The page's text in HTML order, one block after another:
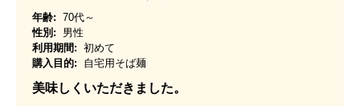
年齢: 70代～
性別:
男性
利用期間: 初めて
購入目的:
自宅用そば麺
美味しくいただきました。